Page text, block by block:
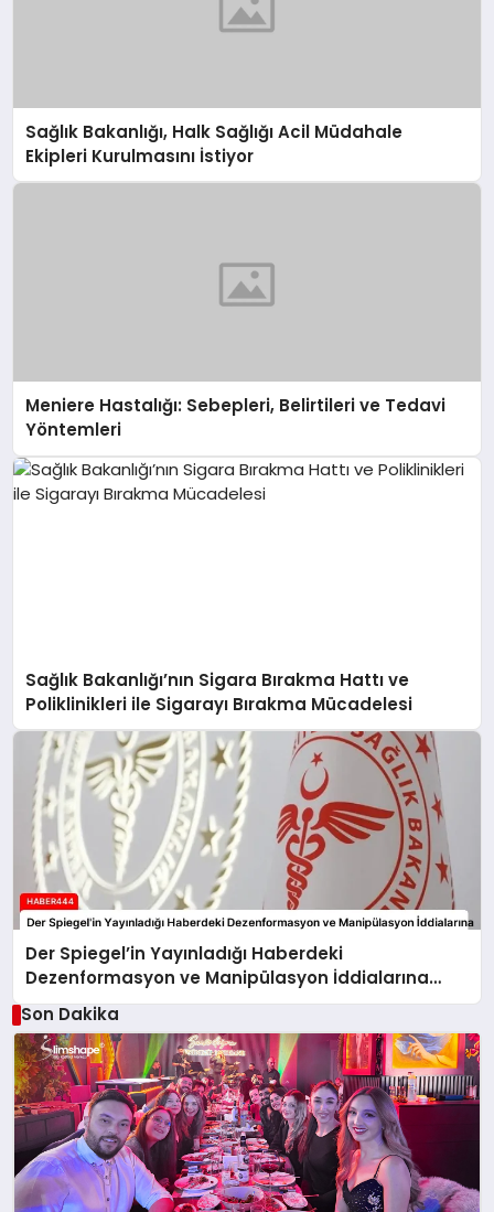
Sağlık Bakanlığı, Halk Sağlığı Acil Müdahale
Ekipleri Kurulmasını İstiyor
Meniere Hastalığı: Sebepleri, Belirtileri ve Tedavi
Yöntemleri
Sağlık Bakanlığı’nın Sigara Bırakma Hattı ve
Poliklinikleri ile Sigarayı Bırakma Mücadelesi
Der Spiegel’in Yayınladığı Haberdeki
Dezenformasyon ve Manipülasyon İddialarına
Sağlık Bakanlığı’ndan Yanıt
Son Dakika